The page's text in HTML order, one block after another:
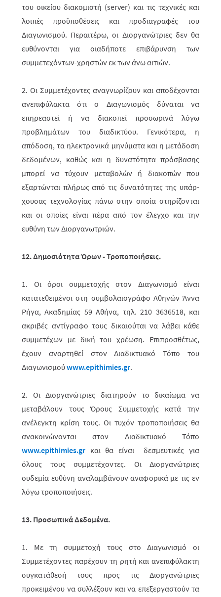
του οικείου διακομιστή (server) και τις τεχνικές και
λοιπές προϋπο­θέ­σεις και προ­δια­γραφές του
Διαγωνισμού. Περαιτέρω, οι Διορ­γα­νώτριες δεν θα
ευθύ­νονται για οιαδήποτε επιβάρυνση των
συμμετεχόντων-χρηστών εκ των άνω αιτιών.
2. Οι Συμμετέχοντες αναγνωρίζουν και αποδέχονται
ανεπιφύλακτα ότι ο Διαγω­νισμός δύναται να
επηρεαστεί ή να διακοπεί προσωρινά λόγω
προβλημάτων του διαδικτύου. Γενικότερα, η
απόδοση, τα ηλεκτρονικά μηνύματα και η μετά­δο­ση
δεδομένων, καθώς και η δυνατότητα πρόσβασης
μπορεί να τύχουν μετα­βολών ή διακοπών που
εξαρτώνται πλήρως από τις δυνατότητες της υπάρ­
χου­σας τεχνολογίας πάνω στην οποία στηρίζονται
και οι οποίες είναι πέρα από τον έλεγχο και την
ευθύνη των Διοργανωτριών.
12. Δημοσιότητα Όρων - Τροποποιήσεις.
1. Οι όροι συμμετοχής στον Διαγωνισμό είναι
κατατεθειμένοι στη συμβολαιο­γρά­φο Αθηνών Άννα
Ρήγα, Ακαδημίας 59 Αθήνα, τηλ. 210 3636518, και
ακρι­βές αντίγραφο τους δικαιούται να λάβει κάθε
συμμετέχων με δική του χρέωση. Επιπροσθέτως,
έχουν αναρτηθεί στον Διαδικτυακό Τόπο του
Διαγωνισμούwww.epithimies.gr.
2. Οι Διοργανώτριες διατηρούν το δικαίωμα να
μεταβάλουν τους Όρους Συμ­με­το­χής κατά την
ανέλεγκτη κρίση τους. Οι τυχόν τροπο­ποιήσεις θα
ανακοινώ­νο­νται στον Διαδικτυακό Τόπο
www.epithimies.gr και θα είναι δεσμευτικές για
όλους τους συμμετέχοντες. Οι Διοργανώ­τριες
ουδεμία ευθύνη αναλαμβάνουν αναφορικά με τις εν
λόγω τροποποιήσεις.
13. Προσωπικά Δεδομένα.
1. Με τη συμμετοχή τους στο Διαγωνισμόοι
Συμμετέχοντες παρέχουν τη ρητή και ανεπιφύλακτη
συγκατάθεσή τους προς τις Διοργανώτριες
προκειμένου να συλλέξουν και να επεξεργαστούν τα